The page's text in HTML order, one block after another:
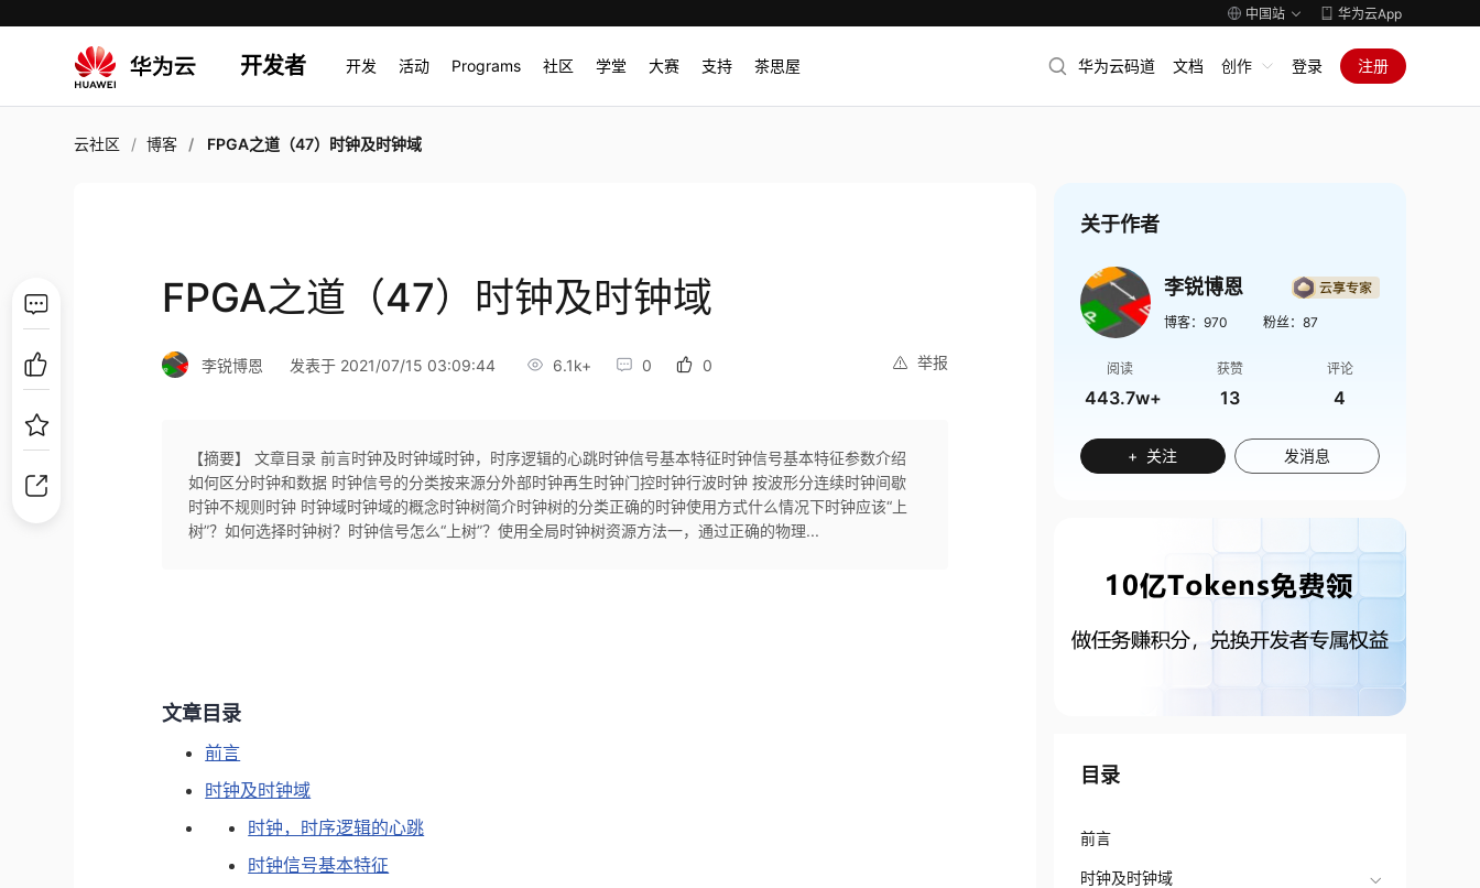
中国站 华为云App
开发者 开发 活动 Programs 社区 学堂 大赛 支持 茶思屋 华为云码道 文档 创作 登录 注册
云社区 博客 FPGA之道（47）时钟及时钟域
FPGA之道（47）时钟及时钟域
举报
李锐博恩 发表于 2021/07/15 03:09:44 6.1k+ 0 0
【摘要】 文章目录 前言时钟及时钟域时钟，时序逻辑的心跳时钟信号基本特征时钟信号基本特征参数介绍
如何区分时钟和数据 时钟信号的分类按来源分外部时钟再生时钟门控时钟行波时钟 按波形分连续时钟间歇
时钟不规则时钟 时钟域时钟域的概念时钟树简介时钟树的分类正确的时钟使用方式什么情况下时钟应该“上
树”？如何选择时钟树？时钟信号怎么“上树”？使用全局时钟树资源方法一，通过正确的物理...
文章目录
前言
时钟及时钟域
时钟，时序逻辑的心跳
时钟信号基本特征
关于作者
李锐博恩
博客： 970 粉丝： 87
阅读
443.7w+
获赞
13
评论
4
+ 关注 发消息
目录
前言
时钟及时钟域